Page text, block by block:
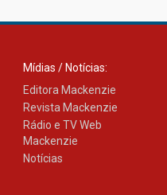
Mídias / Notícias:
Editora Mackenzie
Revista Mackenzie
Rádio e TV Web
Mackenzie
Notícias